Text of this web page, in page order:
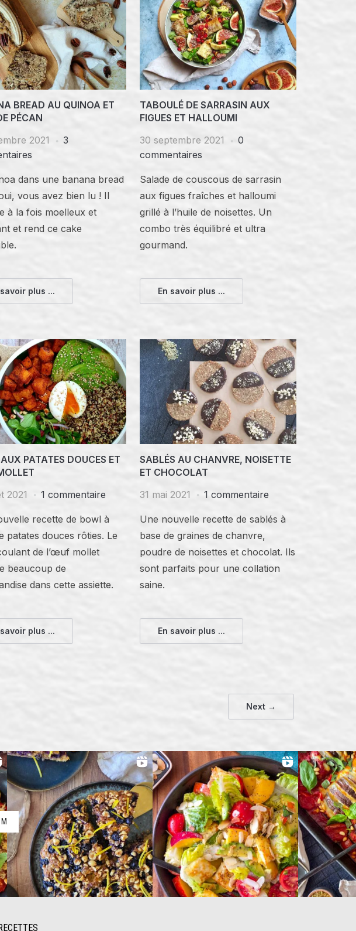
BREAD AU QUINOA ET
PÉCAN
2021
3
dans une banana bread
vous avez bien lu ! Il
à la fois moelleux et
et rend ce cake
plus ...
TABOULÉ DE SARRASIN AUX
FIGUES ET HALLOUMI
30 septembre 2021
0
commentaires
Salade de couscous de sarrasin
aux figues fraîches et halloumi
grillé à l’huile de noisettes. Un
combo très équilibré et ultra
gourmand.
En savoir plus ...
PATATES DOUCES ET
2021
1 commentaire
recette de bowl à
patates douces rôties. Le
de l’œuf mollet
beaucoup de
dans cette assiette.
plus ...
SABLÉS AU CHANVRE, NOISETTE
ET CHOCOLAT
31 mai 2021
1 commentaire
Une nouvelle recette de sablés à
base de graines de chanvre,
poudre de noisettes et chocolat. Ils
sont parfaits pour une collation
saine.
En savoir plus ...
Next →